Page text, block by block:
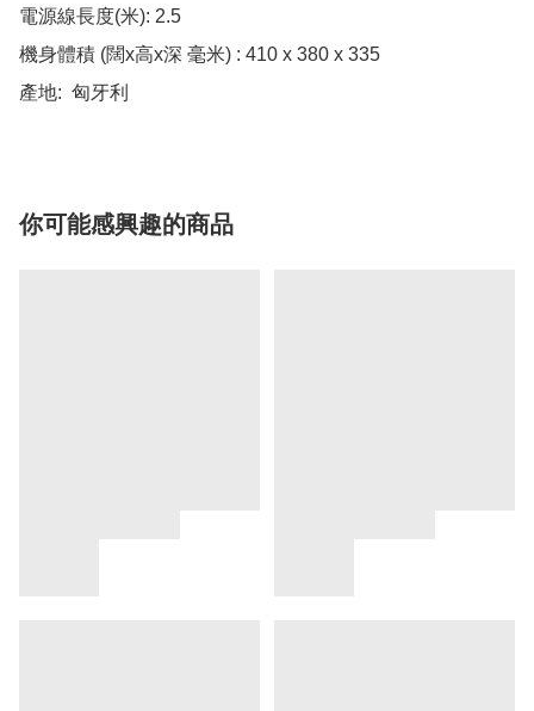
電源線長度(米): 2.5
機身體積 (闊x高x深 毫米) : 410 x 380 x 335
產地:  匈牙利
你可能感興趣的商品